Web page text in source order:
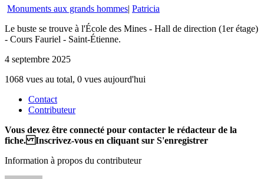
Monuments aux grands hommes| Patricia
Le buste se trouve à l'École des Mines - Hall de direction (1er étage)
- Cours Fauriel - Saint-Étienne.
4 septembre 2025
1068 vues au total, 0 vues aujourd'hui
Contact
Contributeur
Vous devez être connecté pour contacter le rédacteur de la
fiche. Inscrivez-vous en cliquant sur S'enregistrer
Information à propos du contributeur